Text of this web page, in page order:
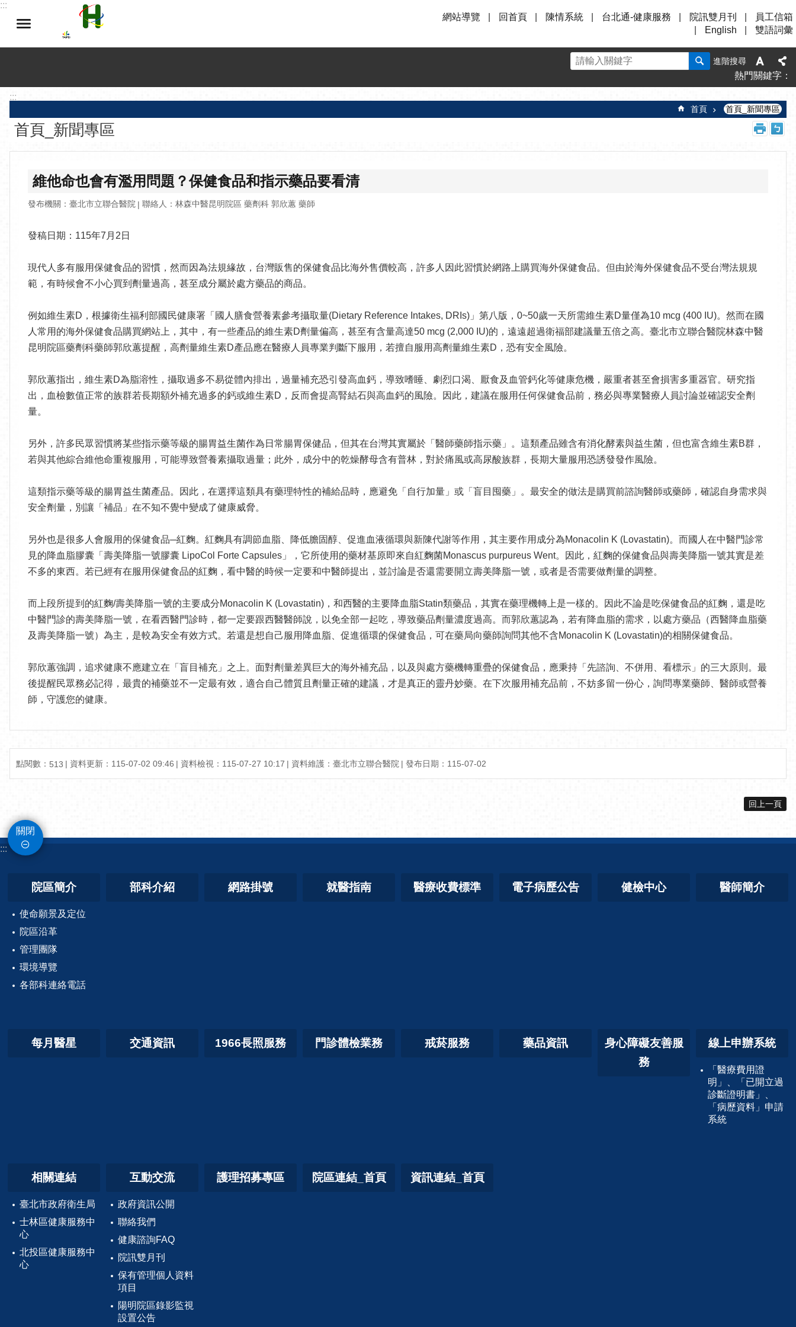
跳到主要內容區塊
:::
網站導覽
回首頁 陳情系統 台北通-健康服務 院訊雙月刊
員工信箱
English
雙語詞彙
進階搜尋
熱門關鍵字
:::
首頁 首頁_新聞專區
首頁_新聞專區
維他命也會有濫用問題？保健食品和指示藥品要看清
發布機關：臺北市立聯合醫院 聯絡人：林森中醫昆明院區 藥劑科 郭欣蕙 藥師
發稿日期：115年7月2日
現代人多有服用保健食品的習慣，然而因為法規緣故，台灣販售的保健食品比海外售價較高，許多人因此習慣於網路上購買海外保健食品。但由於海外保健食品不受台灣法規規
範，有時候會不小心買到劑量過高，甚至成分屬於處方藥品的商品。
例如維生素D，根據衛生福利部國民健康署「國人膳食營養素參考攝取量(Dietary Reference Intakes, DRIs)」第八版，0~50歲一天所需維生素D量僅為10 mcg (400 IU)。然而在國
人常用的海外保健食品購買網站上，其中，有一些產品的維生素D劑量偏高，甚至有含量高達50 mcg (2,000 IU)的，遠遠超過衛福部建議量五倍之高。臺北市立聯合醫院林森中醫
昆明院區藥劑科藥師郭欣蕙提醒，高劑量維生素D產品應在醫療人員專業判斷下服用，若擅自服用高劑量維生素D，恐有安全風險。
郭欣蕙指出，維生素D為脂溶性，攝取過多不易從體內排出，過量補充恐引發高血鈣，導致嗜睡、劇烈口渴、厭食及血管鈣化等健康危機，嚴重者甚至會損害多重器官。研究指
出，血檢數值正常的族群若長期額外補充過多的鈣或維生素D，反而會提高腎結石與高血鈣的風險。因此，建議在服用任何保健食品前，務必與專業醫療人員討論並確認安全劑
量。
另外，許多民眾習慣將某些指示藥等級的腸胃益生菌作為日常腸胃保健品，但其在台灣其實屬於「醫師藥師指示藥」。這類產品雖含有消化酵素與益生菌，但也富含維生素B群，
若與其他綜合維他命重複服用，可能導致營養素攝取過量；此外，成分中的乾燥酵母含有普林，對於痛風或高尿酸族群，長期大量服用恐誘發發作風險。
這類指示藥等級的腸胃益生菌產品。因此，在選擇這類具有藥理特性的補給品時，應避免「自行加量」或「盲目囤藥」。最安全的做法是購買前諮詢醫師或藥師，確認自身需求與
安全劑量，別讓「補品」在不知不覺中變成了健康威脅。
另外也是很多人會服用的保健食品─紅麴。紅麴具有調節血脂、降低膽固醇、促進血液循環與新陳代謝等作用，其主要作用成分為Monacolin K (Lovastatin)。而國人在中醫門診常
見的降血脂膠囊「壽美降脂一號膠囊 LipoCol Forte Capsules」，它所使用的藥材基原即來自紅麴菌Monascus purpureus Went。因此，紅麴的保健食品與壽美降脂一號其實是差
不多的東西。若已經有在服用保健食品的紅麴，看中醫的時候一定要和中醫師提出，並討論是否還需要開立壽美降脂一號，或者是否需要做劑量的調整。
而上段所提到的紅麴/壽美降脂一號的主要成分Monacolin K (Lovastatin)，和西醫的主要降血脂Statin類藥品，其實在藥理機轉上是一樣的。因此不論是吃保健食品的紅麴，還是吃
中醫門診的壽美降脂一號，在看西醫門診時，都一定要跟西醫醫師說，以免全部一起吃，導致藥品劑量濃度過高。而郭欣蕙認為，若有降血脂的需求，以處方藥品（西醫降血脂藥
及壽美降脂一號）為主，是較為安全有效方式。若還是想自己服用降血脂、促進循環的保健食品，可在藥局向藥師詢問其他不含Monacolin K (Lovastatin)的相關保健食品。
郭欣蕙強調，追求健康不應建立在「盲目補充」之上。面對劑量差異巨大的海外補充品，以及與處方藥機轉重疊的保健食品，應秉持「先諮詢、不併用、看標示」的三大原則。最
後提醒民眾務必記得，最貴的補藥並不一定最有效，適合自己體質且劑量正確的建議，才是真正的靈丹妙藥。在下次服用補充品前，不妨多留一份心，詢問專業藥師、醫師或營養
師，守護您的健康。
點閱數： 513 資料更新：115-07-02 09:46 資料檢視：115-07-27 10:17 資料維護：臺北市立聯合醫院 發布日期：115-07-02
回上一頁
關閉
:::
院區簡介
使命願景及定位
院區沿革
管理團隊
環境導覽
各部科連絡電話
部科介紹 網路掛號 就醫指南 醫療收費標準 電子病歷公告 健檢中心 醫師簡介
每月醫星 交通資訊 1966長照服務 門診體檢業務 戒菸服務 藥品資訊
身心障礙友善服
務
線上申辦系統
「醫療費用證
明」、「已開立過
診斷證明書」、
「病歷資料」申請
系統
相關連結
臺北市政府衛生局
士林區健康服務中
心
北投區健康服務中
心
互動交流
政府資訊公開
聯絡我們
健康諮詢FAQ
院訊雙月刊
保有管理個人資料
項目
陽明院區錄影監視
設置公告
護理招募專區 院區連結_首頁 資訊連結_首頁